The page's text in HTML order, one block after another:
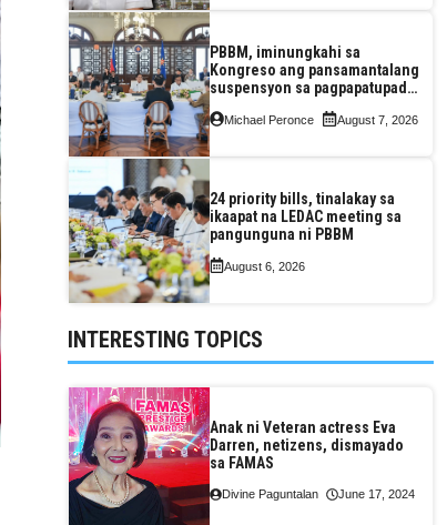
PBBM, iminungkahi sa
Kongreso ang pansamantalang
suspensyon sa pagpapatupad
Assessment Reform Act
Michael Peronce August 7, 2026
24 priority bills, tinalakay sa
ikaapat na LEDAC meeting sa
pangunguna ni PBBM
August 6, 2026
INTERESTING TOPICS
Anak ni Veteran actress Eva
Darren, netizens, dismayado
sa FAMAS
Divine Paguntalan June 17, 2024